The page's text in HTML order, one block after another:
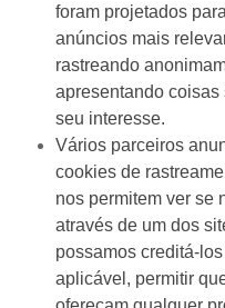
foram projetados
anúncios mais
rastreando
apresentando
seu interesse.
Vários parceiros
cookies de
nos permitem ver se
através de um dos
possamos creditá-
aplicável, permitir